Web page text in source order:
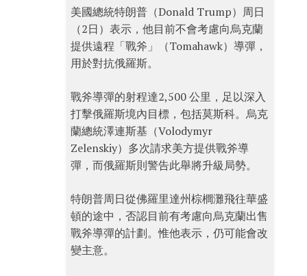
美國總統特朗普（Donald Trump）周日
（2日）表示，他目前不會考慮向烏克蘭
提供遠程「戰斧」（Tomahawk）導彈，
用於對抗俄羅斯。
戰斧導彈的射程達2,500 公里，足以深入
打擊俄羅斯境內目標，包括莫斯科。烏克
蘭總統澤連斯基（Volodymyr
Zelenskiy）多次請求美方提供戰斧導
彈，而俄羅斯則警告此舉將升級局勢。
特朗普周日從佛羅里達州棕櫚灘飛往華盛
頓的途中，否認目前有考慮向烏克蘭出售
戰斧導彈的計劃。惟他表示，仍可能會改
變主意。